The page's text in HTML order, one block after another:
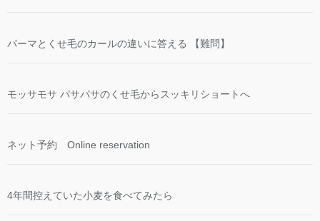
パーマとくせ毛のカールの違いに答える 【難問】
モッサモサ パサパサのくせ毛からスッキリショートへ
ネット予約 Online reservation
4年間控えていた小麦を食べてみたら